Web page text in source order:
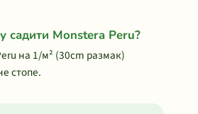
садити Monstera Peru?
на 1/м² (30cm размак)
стопе.